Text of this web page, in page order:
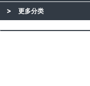
更多分类